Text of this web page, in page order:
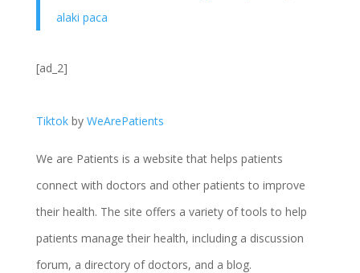
alaki paca
[ad_2]
Tiktok by WeArePatients
We are Patients is a website that helps patients
connect with doctors and other patients to improve
their health. The site offers a variety of tools to help
patients manage their health, including a discussion
forum, a directory of doctors, and a blog.